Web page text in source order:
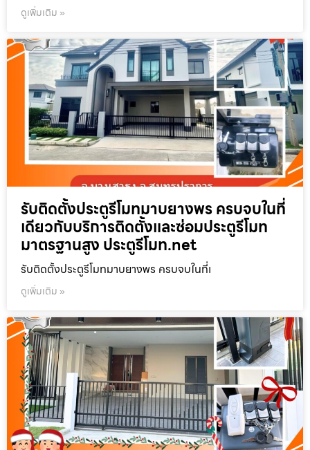
ดูเพิ่มเติม »
รับติดตั้งประตูรีโมทมาบยางพร ครบจบในที่
เดียวกับบริการติดตั้งและซ่อมประตูรีโมท
มาตรฐานสูง ประตูรีโมท.net
รับติดตั้งประตูรีโมทมาบยางพร ครบจบในที่เ
ดูเพิ่มเติม »